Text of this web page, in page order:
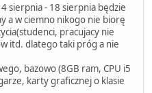
sierpnia - 18 sierpnia będzie
a w ciemno nikogo nie biorę
pracujacy nie
itd. dlatego taki próg a nie
bazowo (8GB ram, CPU i5
karty graficznej o klasie